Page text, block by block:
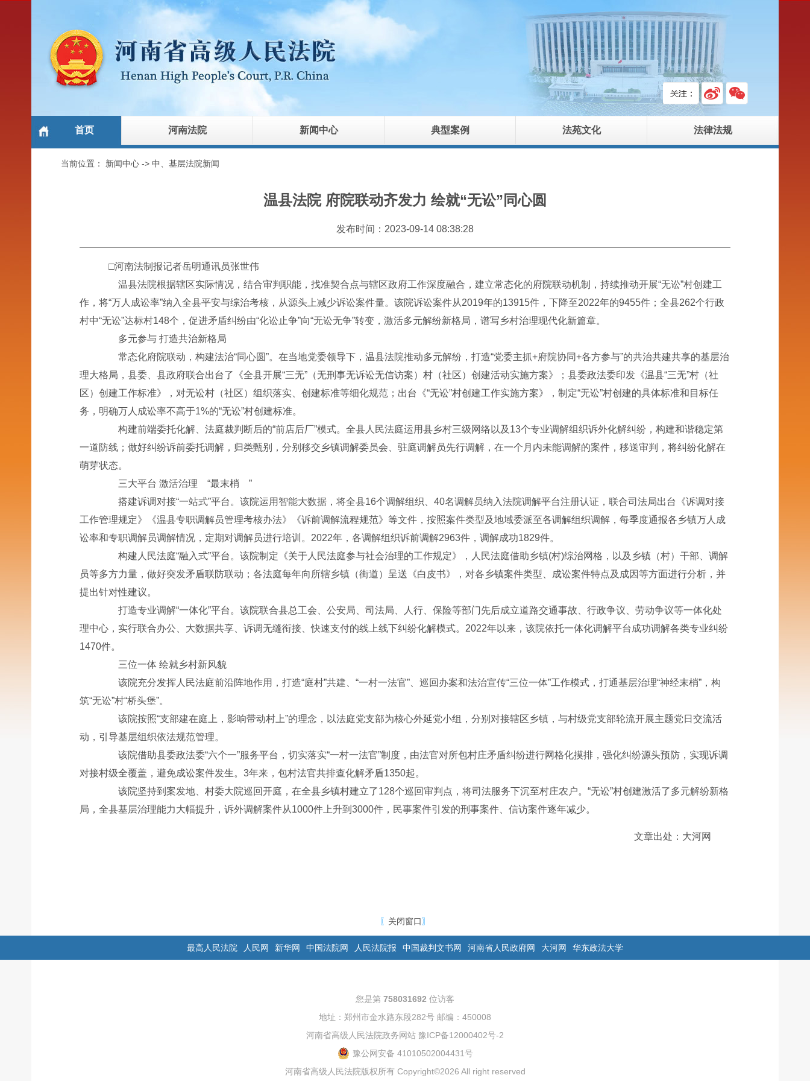
首页 河南法院 新闻中心 典型案例 法苑文化 法律法规
当前位置： 新闻中心-> 中、基层法院新闻
温县法院 府院联动齐发力 绘就“无讼”同心圆
发布时间：2023-09-14 08:38:28
□河南法制报记者岳明通讯员张世伟
温县法院根据辖区实际情况，结合审判职能，找准契合点与辖区政府工作深度融合，建立常态化的府院联动机制，持续推动开展“无讼”村创建工
作，将“万人成讼率”纳入全县平安与综治考核，从源头上减少诉讼案件量。该院诉讼案件从2019年的13915件，下降至2022年的9455件；全县262个行政
村中“无讼”达标村148个，促进矛盾纠纷由“化讼止争”向“无讼无争”转变，激活多元解纷新格局，谱写乡村治理现代化新篇章。
多元参与 打造共治新格局
常态化府院联动，构建法治“同心圆”。在当地党委领导下，温县法院推动多元解纷，打造“党委主抓+府院协同+各方参与”的共治共建共享的基层治
理大格局，县委、县政府联合出台了《全县开展“三无”（无刑事无诉讼无信访案）村（社区）创建活动实施方案》；县委政法委印发《温县“三无”村（社
区）创建工作标准》，对无讼村（社区）组织落实、创建标准等细化规范；出台《“无讼”村创建工作实施方案》，制定“无讼”村创建的具体标准和目标任
务，明确万人成讼率不高于1%的“无讼”村创建标准。
构建前端委托化解、法庭裁判断后的“前店后厂”模式。全县人民法庭运用县乡村三级网络以及13个专业调解组织诉外化解纠纷，构建和谐稳定第
一道防线；做好纠纷诉前委托调解，归类甄别，分别移交乡镇调解委员会、驻庭调解员先行调解，在一个月内未能调解的案件，移送审判，将纠纷化解在
萌芽状态。
三大平台 激活治理 “最末梢 ”
搭建诉调对接“一站式”平台。该院运用智能大数据，将全县16个调解组织、40名调解员纳入法院调解平台注册认证，联合司法局出台《诉调对接
工作管理规定》《温县专职调解员管理考核办法》《诉前调解流程规范》等文件，按照案件类型及地域委派至各调解组织调解，每季度通报各乡镇万人成
讼率和专职调解员调解情况，定期对调解员进行培训。2022年，各调解组织诉前调解2963件，调解成功1829件。
构建人民法庭“融入式”平台。该院制定《关于人民法庭参与社会治理的工作规定》，人民法庭借助乡镇(村)综治网格，以及乡镇（村）干部、调解
员等多方力量，做好突发矛盾联防联动；各法庭每年向所辖乡镇（街道）呈送《白皮书》，对各乡镇案件类型、成讼案件特点及成因等方面进行分析，并
提出针对性建议。
打造专业调解“一体化”平台。该院联合县总工会、公安局、司法局、人行、保险等部门先后成立道路交通事故、行政争议、劳动争议等一体化处
理中心，实行联合办公、大数据共享、诉调无缝衔接、快速支付的线上线下纠纷化解模式。2022年以来，该院依托一体化调解平台成功调解各类专业纠纷
1470件。
三位一体 绘就乡村新风貌
该院充分发挥人民法庭前沿阵地作用，打造“庭村”共建、“一村一法官”、巡回办案和法治宣传“三位一体”工作模式，打通基层治理“神经末梢”，构
筑“无讼”村“桥头堡”。
该院按照“支部建在庭上，影响带动村上”的理念，以法庭党支部为核心外延党小组，分别对接辖区乡镇，与村级党支部轮流开展主题党日交流活
动，引导基层组织依法规范管理。
该院借助县委政法委“六个一”服务平台，切实落实“一村一法官”制度，由法官对所包村庄矛盾纠纷进行网格化摸排，强化纠纷源头预防，实现诉调
对接村级全覆盖，避免成讼案件发生。3年来，包村法官共排查化解矛盾1350起。
该院坚持到案发地、村委大院巡回开庭，在全县乡镇村建立了128个巡回审判点，将司法服务下沉至村庄农户。“无讼”村创建激活了多元解纷新格
局，全县基层治理能力大幅提升，诉外调解案件从1000件上升到3000件，民事案件引发的刑事案件、信访案件逐年减少。
文章出处：大河网
〖 关闭窗口〗
最高人民法院 人民网 新华网 中国法院网 人民法院报 中国裁判文书网 河南省人民政府网 大河网 华东政法大学
您是第 758031692 位访客
地址：郑州市金水路东段282号 邮编：450008
河南省高级人民法院政务网站 豫ICP备12000402号-2
豫公网安备 41010502004431号
河南省高级人民法院版权所有 Copyright©2026 All right reserved